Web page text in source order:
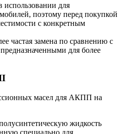
для
поэтому перед покупкой
с конкретным
частая замена по сравнению с
для более
жидкость